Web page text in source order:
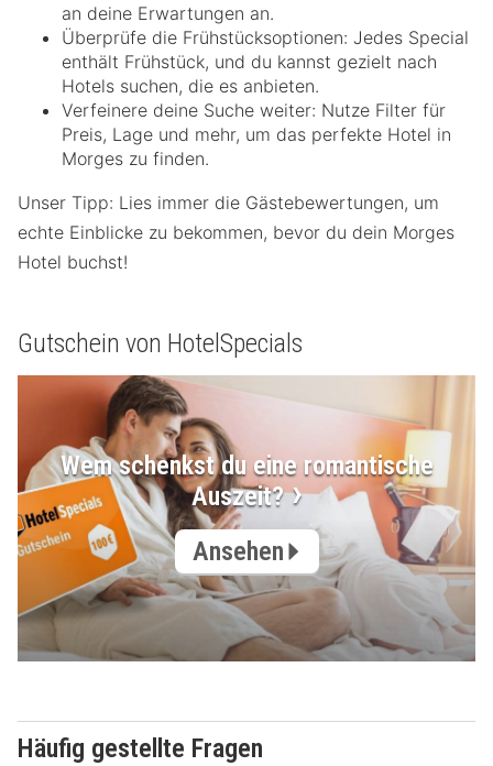
an deine Erwartungen an.
Überprüfe die Frühstücksoptionen: Jedes Special
enthält Frühstück, und du kannst gezielt nach
Hotels suchen, die es anbieten.
Verfeinere deine Suche weiter: Nutze Filter für
Preis, Lage und mehr, um das perfekte Hotel in
Morges zu finden.
Unser Tipp: Lies immer die Gästebewertungen, um
echte Einblicke zu bekommen, bevor du dein Morges
Hotel buchst!
Gutschein von HotelSpecials
Wem schenkst du eine romantische
Auszeit?
Ansehen
Häufig gestellte Fragen